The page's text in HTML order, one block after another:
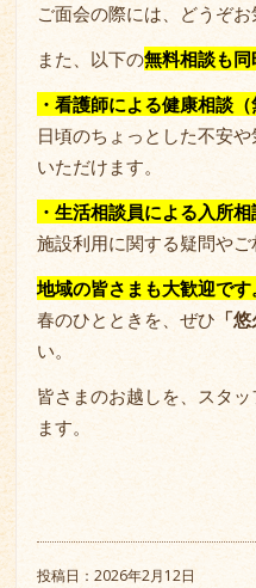
ご面会の際には、どうぞお
また、以下の無料相談も
・看護師による健康相談（
日頃のちょっとした不安
いただけます。
・生活相談員による入所相
施設利用に関する疑問や
地域の皆さまも大歓迎です
春のひとときを、ぜひ 「
い。
皆さまのお越しを、スタ
ます。
投稿日：2026年2月12日